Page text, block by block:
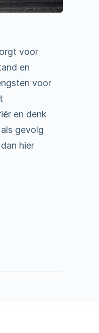
voor
en
voor
en denk
gevolg
hier